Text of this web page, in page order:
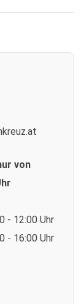
von
- 12:00 Uhr
- 16:00 Uhr